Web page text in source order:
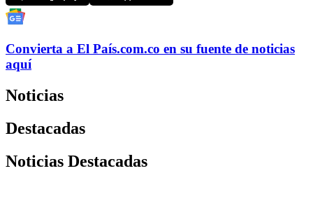
Convierta a El País.com.co en su fuente de noticias
aquí
Noticias
Destacadas
Noticias Destacadas